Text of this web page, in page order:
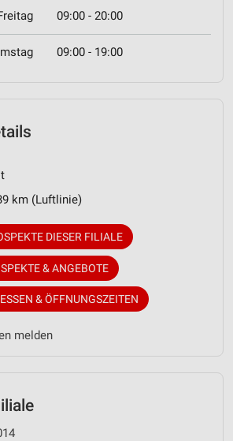
09:00 - 20:00
09:00 - 19:00
km (Luftlinie)
DIESER FILIALE
& ANGEBOTE
& ÖFFNUNGSZEITEN
melden